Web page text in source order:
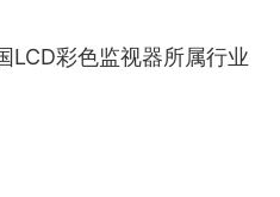
彩色监视器所属行业